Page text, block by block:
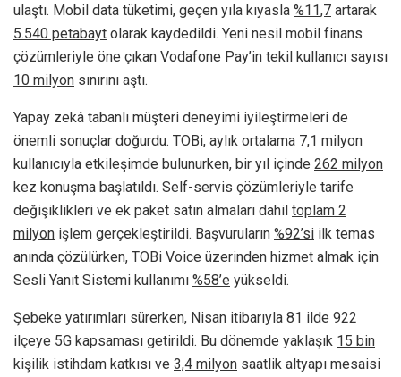
ulaştı. Mobil data tüketimi, geçen yıla kıyasla %11,7 artarak
5.540 petabayt olarak kaydedildi. Yeni nesil mobil finans
çözümleriyle öne çıkan Vodafone Pay’in tekil kullanıcı sayısı
10 milyon sınırını aştı.
Yapay zekâ tabanlı müşteri deneyimi iyileştirmeleri de
önemli sonuçlar doğurdu. TOBi, aylık ortalama 7,1 milyon
kullanıcıyla etkileşimde bulunurken, bir yıl içinde 262 milyon
kez konuşma başlatıldı. Self-servis çözümleriyle tarife
değişiklikleri ve ek paket satın almaları dahil toplam 2
milyon işlem gerçekleştirildi. Başvuruların %92’si ilk temas
anında çözülürken, TOBi Voice üzerinden hizmet almak için
Sesli Yanıt Sistemi kullanımı %58’e yükseldi.
Şebeke yatırımları sürerken, Nisan itibarıyla 81 ilde 922
ilçeye 5G kapsaması getirildi. Bu dönemde yaklaşık 15 bin
kişilik istihdam katkısı ve 3,4 milyon saatlik altyapı mesaisi